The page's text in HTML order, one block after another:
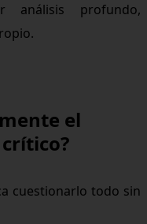
análisis profundo,
el
cuestionarlo todo sin